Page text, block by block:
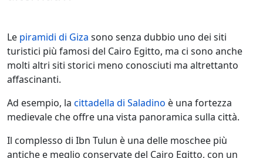
Le piramidi di Giza sono senza dubbio uno dei siti
turistici più famosi del Cairo Egitto, ma ci sono anche
molti altri siti storici meno conosciuti ma altrettanto
affascinanti.
Ad esempio, la cittadella di Saladino è una fortezza
medievale che offre una vista panoramica sulla città.
Il complesso di Ibn Tulun è una delle moschee più
antiche e meglio conservate del Cairo Egitto, con un